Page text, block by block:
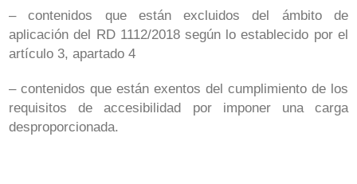
– contenidos que están excluidos del ámbito de
aplicación del RD 1112/2018 según lo establecido por el
artículo 3, apartado 4
– contenidos que están exentos del cumplimiento de los
requisitos de accesibilidad por imponer una carga
desproporcionada.